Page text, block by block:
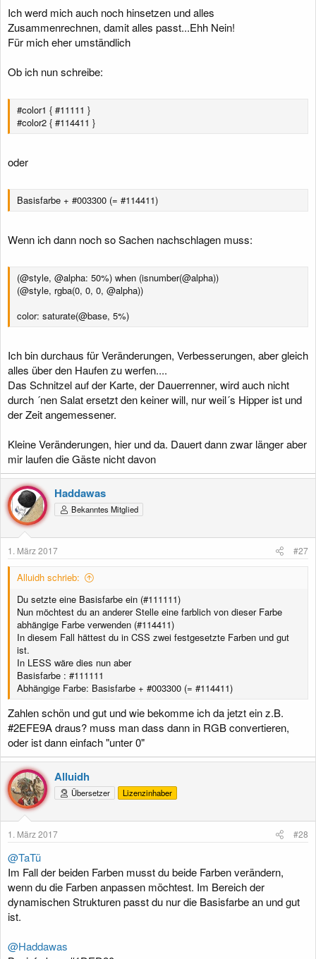
Ich werd mich auch noch hinsetzen und alles
Zusammenrechnen, damit alles passt...Ehh Nein!
Für mich eher umständlich
Ob ich nun schreibe:
#color1 { #11111 }
#color2 { #114411 }
oder
Basisfarbe + #003300 (= #114411)
Wenn ich dann noch so Sachen nachschlagen muss:
(@style, @alpha: 50%) when (isnumber(@alpha))
(@style, rgba(0, 0, 0, @alpha))
color: saturate(@base, 5%)
Ich bin durchaus für Veränderungen, Verbesserungen, aber gleich
alles über den Haufen zu werfen....
Das Schnitzel auf der Karte, der Dauerrenner, wird auch nicht
durch ´nen Salat ersetzt den keiner will, nur weil´s Hipper ist und
der Zeit angemessener.
Kleine Veränderungen, hier und da. Dauert dann zwar länger aber
mir laufen die Gäste nicht davon
Haddawas
Bekanntes Mitglied
1. März 2017 #27
Alluidh schrieb:
Du setzte eine Basisfarbe ein (#111111)
Nun möchtest du an anderer Stelle eine farblich von dieser Farbe
abhängige Farbe verwenden (#114411)
In diesem Fall hättest du in CSS zwei festgesetzte Farben und gut
ist.
In LESS wäre dies nun aber
Basisfarbe : #111111
Abhängige Farbe: Basisfarbe + #003300 (= #114411)
Zahlen schön und gut und wie bekomme ich da jetzt ein z.B.
#2EFE9A draus? muss man dass dann in RGB convertieren,
oder ist dann einfach "unter 0"
Alluidh
Übersetzer Lizenzinhaber
1. März 2017 #28
@TaTü
Im Fall der beiden Farben musst du beide Farben verändern,
wenn du die Farben anpassen möchtest. Im Bereich der
dynamischen Strukturen passt du nur die Basisfarbe an und gut
ist.
@Haddawas